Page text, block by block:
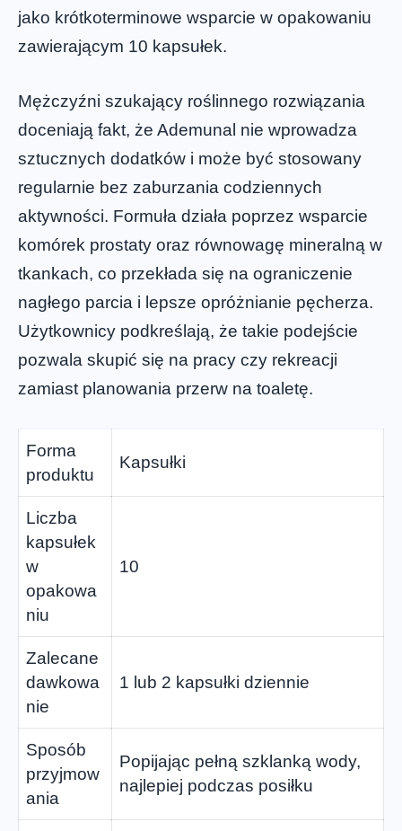
jako krótkoterminowe wsparcie w opakowaniu
zawierającym 10 kapsułek.
Mężczyźni szukający roślinnego rozwiązania
doceniają fakt, że Ademunal nie wprowadza
sztucznych dodatków i może być stosowany
regularnie bez zaburzania codziennych
aktywności. Formuła działa poprzez wsparcie
komórek prostaty oraz równowagę mineralną w
tkankach, co przekłada się na ograniczenie
nagłego parcia i lepsze opróżnianie pęcherza.
Użytkownicy podkreślają, że takie podejście
pozwala skupić się na pracy czy rekreacji
zamiast planowania przerw na toaletę.
Forma
produktu
Kapsułki
Liczba
kapsułek
w
opakowa
niu
10
Zalecane
dawkowa
nie
1 lub 2 kapsułki dziennie
Sposób
przyjmow
ania
Popijając pełną szklanką wody,
najlepiej podczas posiłku